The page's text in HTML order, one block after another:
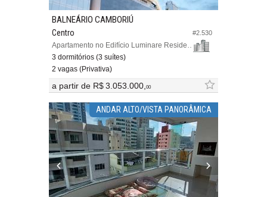
#2.530
BALNEÁRIO CAMBORIÚ
Centro
Apartamento no Edifício Luminare Residencial
3 dormitórios (3 suítes)
2 vagas (Privativa)
a partir de R$ 3.053.000,00
ANDAR ALTO/VISTA PANORÂMICA